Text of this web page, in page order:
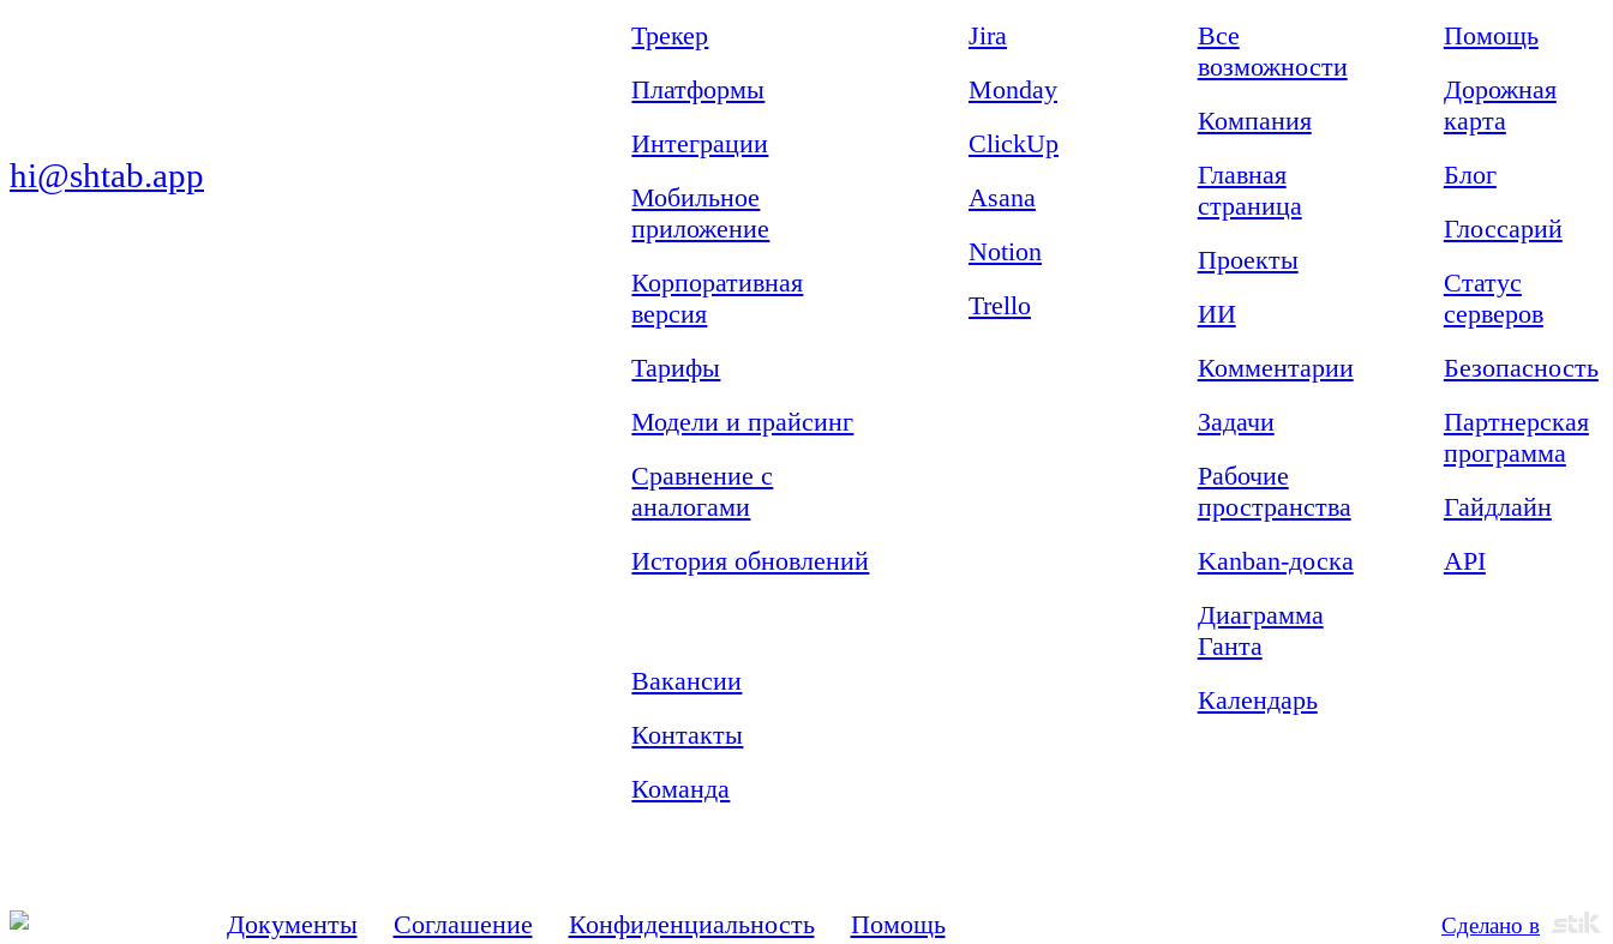
hi@shtab.app
Трекер
Платформы
Интеграции
Мобильное
приложение
Корпоративная
версия
Тарифы
Модели и прайсинг
Сравнение с
аналогами
История обновлений
Вакансии
Контакты
Команда
Jira
Monday
ClickUp
Asana
Notion
Trello
Все
возможности
Компания
Главная
страница
Проекты
ИИ
Комментарии
Задачи
Рабочие
пространства
Kanban-доска
Диаграмма
Ганта
Календарь
Помощь
Дорожная
карта
Блог
Глоссарий
Статус
серверов
Безопасность
Партнерская
программа
Гайдлайн
API
Документы Соглашение Конфиденциальность Помощь Сделано в